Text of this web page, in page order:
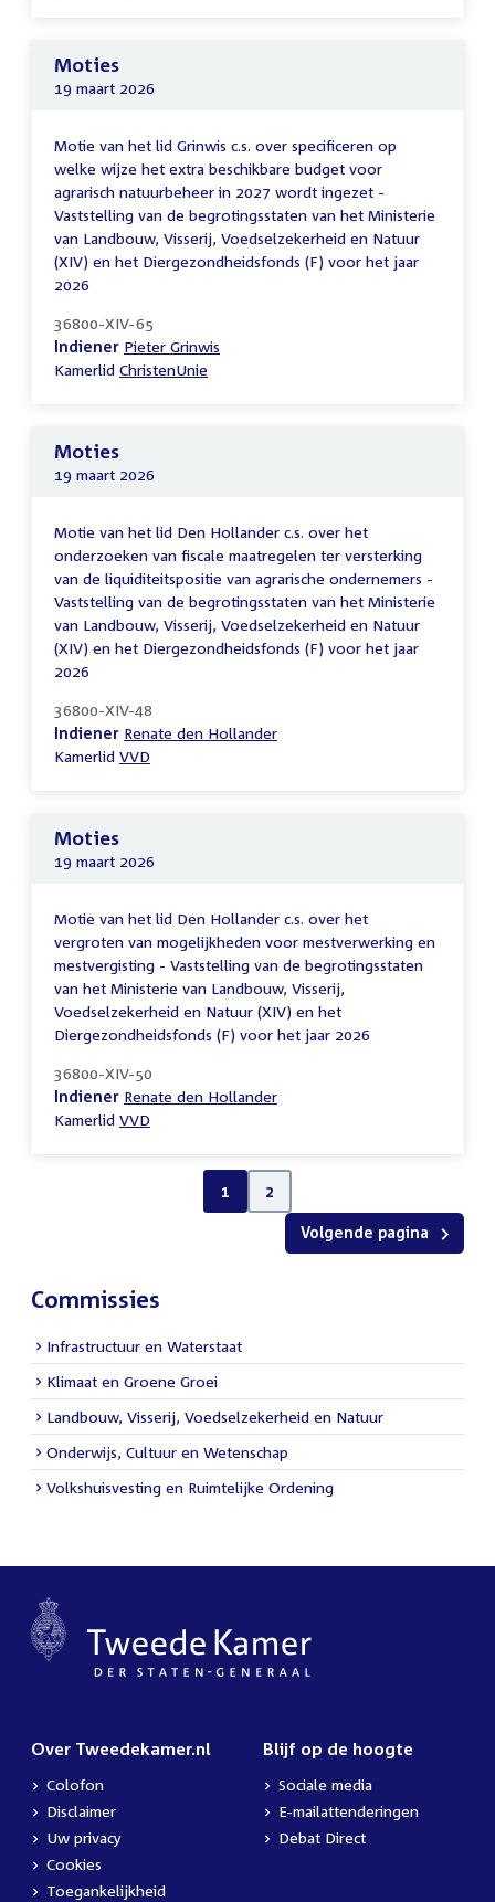
Moties
19 maart 2026
Motie van het lid Grinwis c.s. over specificeren op
welke wijze het extra beschikbare budget voor
agrarisch natuurbeheer in 2027 wordt ingezet -
Vaststelling van de begrotingsstaten van het Ministerie
van Landbouw, Visserij, Voedselzekerheid en Natuur
(XIV) en het Diergezondheidsfonds (F) voor het jaar
2026
36800-XIV-65
Indiener Pieter Grinwis
Kamerlid ChristenUnie
Moties
19 maart 2026
Motie van het lid Den Hollander c.s. over het
onderzoeken van fiscale maatregelen ter versterking
van de liquiditeitspositie van agrarische ondernemers -
Vaststelling van de begrotingsstaten van het Ministerie
van Landbouw, Visserij, Voedselzekerheid en Natuur
(XIV) en het Diergezondheidsfonds (F) voor het jaar
2026
36800-XIV-48
Indiener Renate den Hollander
Kamerlid VVD
Moties
19 maart 2026
Motie van het lid Den Hollander c.s. over het
vergroten van mogelijkheden voor mestverwerking en
mestvergisting - Vaststelling van de begrotingsstaten
van het Ministerie van Landbouw, Visserij,
Voedselzekerheid en Natuur (XIV) en het
Diergezondheidsfonds (F) voor het jaar 2026
36800-XIV-50
Indiener Renate den Hollander
Kamerlid VVD
1 2
Volgende pagina
Commissies
Infrastructuur en Waterstaat
Klimaat en Groene Groei
Landbouw, Visserij, Voedselzekerheid en Natuur
Onderwijs, Cultuur en Wetenschap
Volkshuisvesting en Ruimtelijke Ordening
Over Tweedekamer.nl
Colofon
Disclaimer
Uw privacy
Cookies
Toegankelijkheid
Blijf op de hoogte
Sociale media
E-mailattenderingen
Debat Direct